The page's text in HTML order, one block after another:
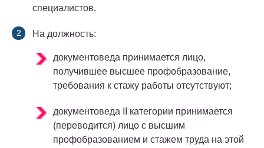
специалистов.
На должность:
документоведа принимается лицо,
получившее высшее профобразование,
требования к стажу работы отсутствуют;
документоведа II категории принимается
(переводится) лицо с высшим
профобразованием и стажем труда на этой